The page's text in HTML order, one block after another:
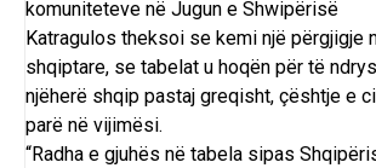
komuniteteve në Jugun e Shwipërisë
Katragulos theksoi se kemi një përgjigje
shqiptare, se tabelat u hoqën për të
njëherë shqip pastaj greqisht, çështje e
parë në vijimësi.
“Radha e gjuhës në tabela sipas